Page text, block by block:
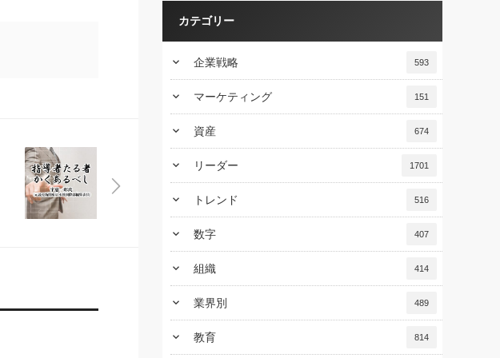
カテゴリー
keyboard_arrow_down 企業戦略 593
keyboard_arrow_down マーケティング 151
keyboard_arrow_down 資産 674
keyboard_arrow_down リーダー 1701
keyboard_arrow_down トレンド 516
keyboard_arrow_down 数字 407
keyboard_arrow_down 組織 414
keyboard_arrow_down 業界別 489
keyboard_arrow_down 教育 814